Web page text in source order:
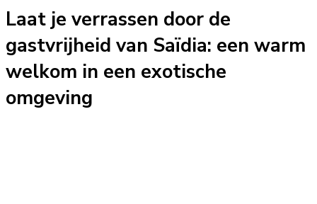
Laat je verrassen door de
gastvrijheid van Saïdia: een warm
welkom in een exotische
omgeving